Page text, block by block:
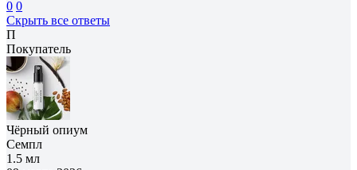
0 0
Скрыть все ответы
П
Покупатель
Чёрный опиум
Семпл
1.5 мл